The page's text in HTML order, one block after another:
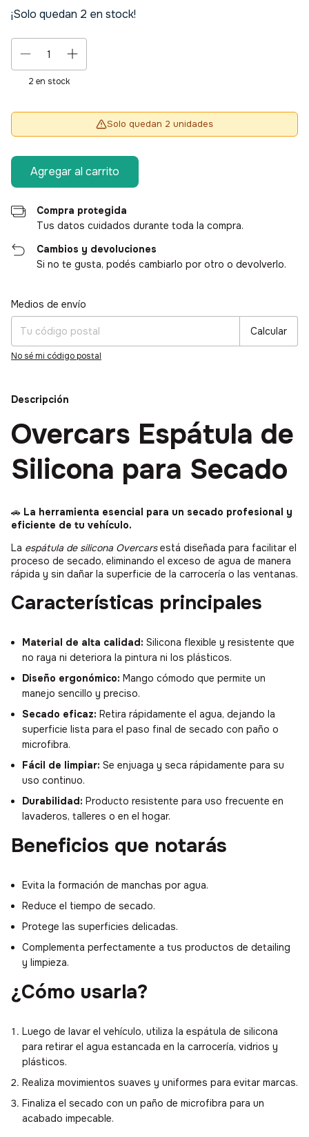
¡Solo quedan 2 en stock!
2 en stock
Solo quedan 2 unidades
Compra protegida
Tus datos cuidados durante toda la compra.
Cambios y devoluciones
Si no te gusta, podés cambiarlo por otro o devolverlo.
Entregas para el CP:
Medios de envío
Calcular
No sé mi código postal
Descripción
Overcars Espátula de
Silicona para Secado
🚗 La herramienta esencial para un secado profesional y
eficiente de tu vehículo.
La espátula de silicona Overcarsestá diseñada para facilitar el
proceso de secado, eliminando el exceso de agua de manera
rápida y sin dañar la superficie de la carrocería o las ventanas.
Características principales
Material de alta calidad: Silicona flexible y resistente que
no raya ni deteriora la pintura ni los plásticos.
Diseño ergonómico: Mango cómodo que permite un
manejo sencillo y preciso.
Secado eficaz: Retira rápidamente el agua, dejando la
superficie lista para el paso final de secado con paño o
microfibra.
Fácil de limpiar: Se enjuaga y seca rápidamente para su
uso continuo.
Durabilidad: Producto resistente para uso frecuente en
lavaderos, talleres o en el hogar.
Beneficios que notarás
Evita la formación de manchas por agua.
Reduce el tiempo de secado.
Protege las superficies delicadas.
Complementa perfectamente a tus productos de detailing
y limpieza.
¿Cómo usarla?
Luego de lavar el vehículo, utiliza la espátula de silicona
para retirar el agua estancada en la carrocería, vidrios y
plásticos.
Realiza movimientos suaves y uniformes para evitar marcas.
Finaliza el secado con un paño de microfibra para un
acabado impecable.